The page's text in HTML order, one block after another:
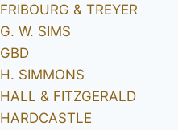
FRIBOURG & TREYER
G. W. SIMS
GBD
H. SIMMONS
HALL & FITZGERALD
HARDCASTLE